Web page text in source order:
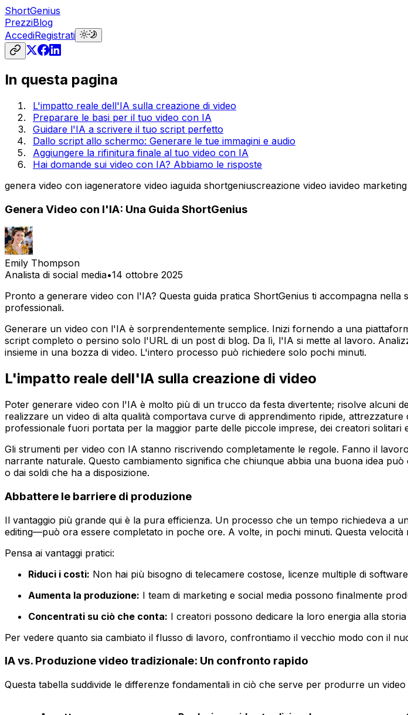
ShortGenius
PrezziBlog
AccediRegistrati
In questa pagina
L'impatto reale dell'IA sulla creazione di video
Preparare le basi per il tuo video con IA
Guidare l'IA a scrivere il tuo script perfetto
Dallo script allo schermo: Generare le tue immagini e audio
Aggiungere la rifinitura finale al tuo video con IA
Hai domande sui video con IA? Abbiamo le risposte
genera video con iageneratore video iaguida shortgeniuscreazione video iavideo marketing
Genera Video con l'IA: Una Guida ShortGenius
Emily Thompson
Analista di social media•14 ottobre 2025
Pronto a generare video con l'IA? Questa guida pratica ShortGenius ti accompagna
professionali.
Generare un video con l'IA è sorprendentemente semplice. Inizi fornendo a una
script completo o persino solo l'URL di un post di blog. Da lì, l'IA si mette al lavoro.
insieme in una bozza di video. L'intero processo può richiedere solo pochi minuti.
L'impatto reale dell'IA sulla creazione di video
Poter generare video con l'IA è molto più di un trucco da festa divertente; risolve alcuni
realizzare un video di alta qualità comportava curve di apprendimento ripide,
professionale fuori portata per la maggior parte delle piccole imprese, dei creatori solitari
Gli strumenti per video con IA stanno riscrivendo completamente le regole. Fanno il
narrante naturale. Questo cambiamento significa che chiunque abbia una buona idea
o dai soldi che ha a disposizione.
Abbattere le barriere di produzione
Il vantaggio più grande qui è la pura efficienza. Un processo che un tempo richiedeva a
editing—può ora essere completato in poche ore. A volte, in pochi minuti. Questa
Pensa ai vantaggi pratici:
Riduci i costi: Non hai più bisogno di telecamere costose, licenze multiple di
Aumenta la produzione: I team di marketing e social media possono finalmente
Concentrati su ciò che conta: I creatori possono dedicare la loro energia alla
Per vedere quanto sia cambiato il flusso di lavoro, confrontiamo il vecchio modo con il
IA vs. Produzione video tradizionale: Un confronto rapido
Questa tabella suddivide le differenze fondamentali in ciò che serve per produrre un